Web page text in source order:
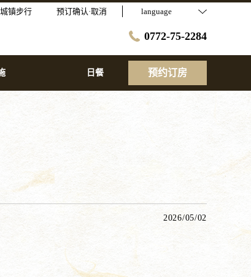
城镇步行 预订确认·取消 language
0772-75-2284
日餐 预约订房
2026/05/02